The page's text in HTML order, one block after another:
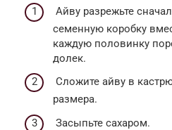
Айву разрежьте
семенную коробку
каждую половинку
долек.
Сложите айву в
размера.
Засыпьте сахаром.